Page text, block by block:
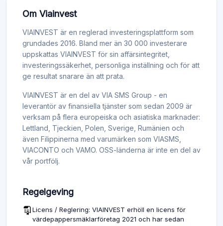
Om Viainvest
VIAINVEST är en reglerad investeringsplattform som
grundades 2016. Bland mer än 30 000 investerare
uppskattas VIAINVEST för sin affärsintegritet,
investeringssäkerhet, personliga inställning och för att
ge resultat snarare än att prata.
VIAINVEST är en del av VIA SMS Group - en
leverantör av finansiella tjänster som sedan 2009 är
verksam på flera europeiska och asiatiska marknader:
Lettland, Tjeckien, Polen, Sverige, Rumänien och
även Filippinerna med varumärken som VIASMS,
VIACONTO och VAMO. OSS-länderna är inte en del av
vår portfölj.
Regelgeving
Licens / Reglering: VIAINVEST erhöll en licens för
värdepappersmäklarföretag 2021 och har sedan